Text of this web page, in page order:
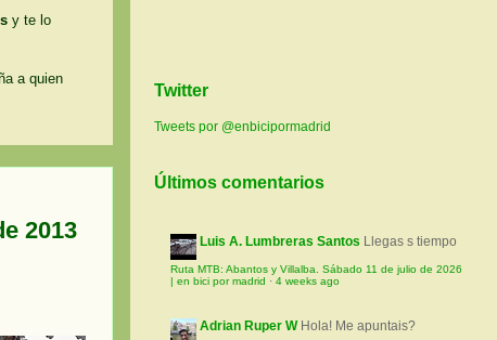
y te lo
a quien
2013
Twitter
Tweets por @enbicipormadrid
Últimos comentarios
Luis A. Lumbreras Santos Llegas s tiempo
Ruta MTB: Abantos y Villalba. Sábado 11 de julio de 2026
| en bici por madrid · 4 weeks ago
Adrian Ruper W Hola! Me apuntais?